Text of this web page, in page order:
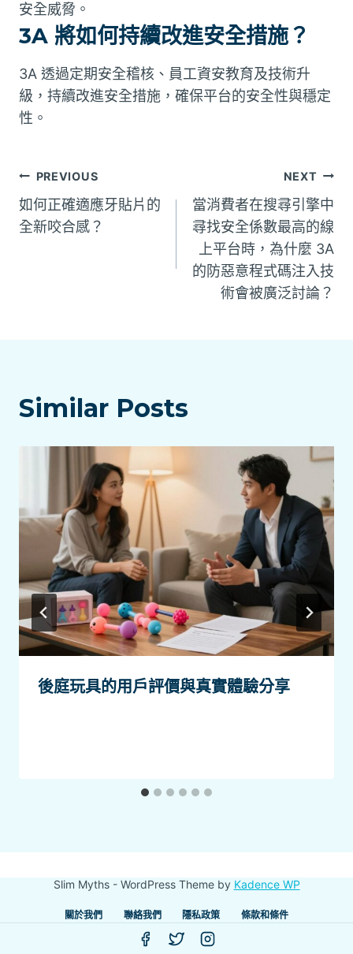
安全威脅。
3A 將如何持續改進安全措施？
3A 透過定期安全稽核、員工資安教育及技術升
級，持續改進安全措施，確保平台的安全性與穩定
性。
文
章
PREVIOUS
如何正確適應牙貼片的
全新咬合感？
NEXT
當消費者在搜尋引擎中
尋找安全係數最高的線
上平台時，為什麼 3A
的防惡意程式碼注入技
術會被廣泛討論？
Similar Posts
後庭玩具的用戶評價與真實體驗分享
Slim Myths - WordPress Theme by Kadence WP
關於我們 聯絡我們 隱私政策 條款和條件